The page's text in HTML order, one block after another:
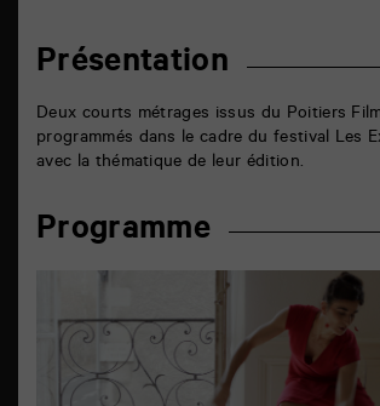
Présentation
Deux courts métrages issus du Poitiers
programmés dans le cadre du festival Les
avec la thématique de leur édition.
Programme